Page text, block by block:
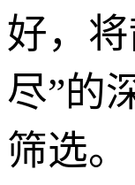
好，
尽”的
筛选。